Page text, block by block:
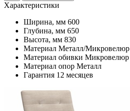
Характеристики
Ширина, мм 600
Глубина, мм 650
Высота, мм 830
Материал Металл/Микровелюр
Материал обивки Микровелюр
Материал опор Металл
Гарантия 12 месяцев